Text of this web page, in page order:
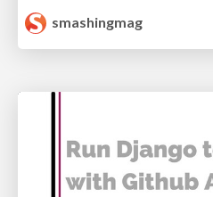
smashingmag